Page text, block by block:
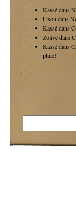
Kassé dans
Lison dans
Kassé dans
Zolive dans
Kassé dans
pluie!